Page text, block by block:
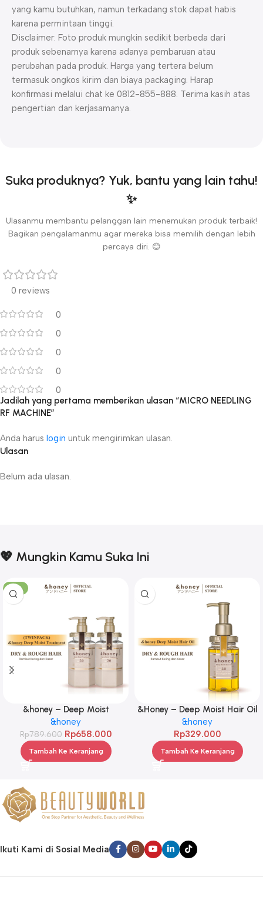
yang kamu butuhkan, namun terkadang stok dapat habis
karena permintaan tinggi.
Disclaimer: Foto produk mungkin sedikit berbeda dari
produk sebenarnya karena adanya pembaruan atau
perubahan pada produk. Harga yang tertera belum
termasuk ongkos kirim dan biaya packaging. Harap
konfirmasi melalui chat ke 0812-855-888. Terima kasih atas
pengertian dan kerjasamanya.
Suka produknya? Yuk, bantu yang lain tahu!
✨
Ulasanmu membantu pelanggan lain menemukan produk terbaik!
Bagikan pengalamanmu agar mereka bisa memilih dengan lebih
percaya diri. 😊
0 reviews
0
0
0
0
0
Ulasan
Belum ada ulasan.
Jadilah yang pertama memberikan ulasan “MICRO NEEDLING
RF MACHINE”
Anda harus login untuk mengirimkan ulasan.
💖 Mungkin Kamu Suka Ini
-17%
&honey – Deep Moist
Treatment 445 g Twinpack
&honey
Rp789.600 Rp658.000
Tambah Ke Keranjang
&Honey – Deep Moist Hair Oil
3.0 100ml
&honey
Rp329.000
Tambah Ke Keranjang
Ikuti Kami di Sosial Media